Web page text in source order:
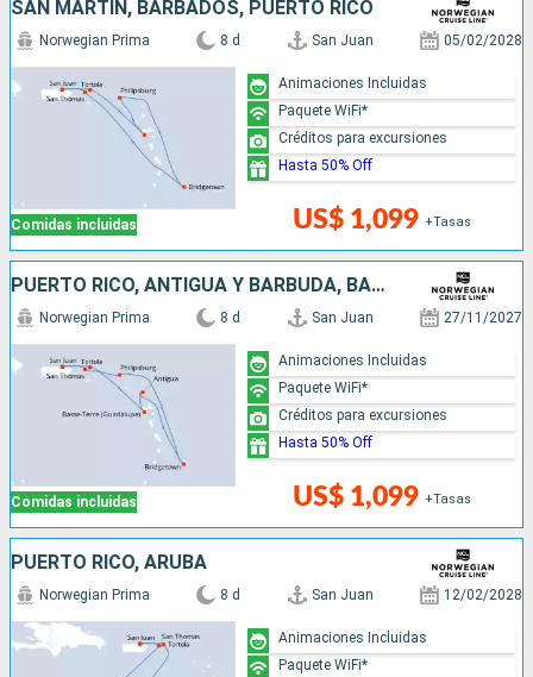
SAN MARTÍN, BARBADOS, PUERTO RICO
Comidas incluidas
Norwegian Prima 8 d San Juan 05/02/2028
US$ 1,099 +Tasas
Animaciones Incluidas
Paquete WiFi*
Créditos para excursiones
Hasta 50% Off
PUERTO RICO, ANTIGUA Y BARBUDA, BARBADOS, SAN MARTÍN
Comidas incluidas
Norwegian Prima 8 d San Juan 27/11/2027
US$ 1,099 +Tasas
Animaciones Incluidas
Paquete WiFi*
Créditos para excursiones
Hasta 50% Off
PUERTO RICO, ARUBA
Norwegian Prima 8 d San Juan 12/02/2028
Animaciones Incluidas
Paquete WiFi*